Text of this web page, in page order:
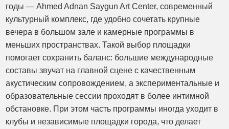
годы — Ahmed Adnan Saygun Art Center, современный
культурный комплекс, где удобно сочетать крупные
вечера в большом зале и камерные программы в
меньших пространствах. Такой выбор площадки
помогает сохранить баланс: большие международные
составы звучат на главной сцене с качественным
акустическим сопровождением, а экспериментальные и
образовательные сессии проходят в более интимной
обстановке. При этом часть программы иногда уходит в
клубы и независимые площадки города, что делает